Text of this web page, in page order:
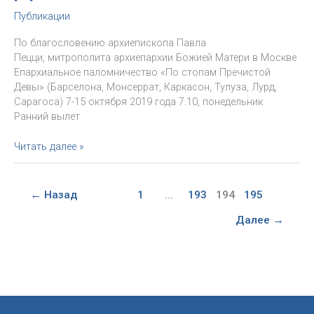
Публикации
По благословению архиепископа Павла
Пецци, митрополита архиепархии Божией Матери в Москве
Епархиальное паломничество «По стопам Пречистой
Девы» (Барселона, Монсеррат, Каркасон, Тулуза, Лурд,
Сарагоса) 7-15 октября 2019 года 7.10, понедельник
Ранний вылет
Епархиальное
паломничество
стопам
Читать далее »
← Назад 1 … 193 194 195
Далее →